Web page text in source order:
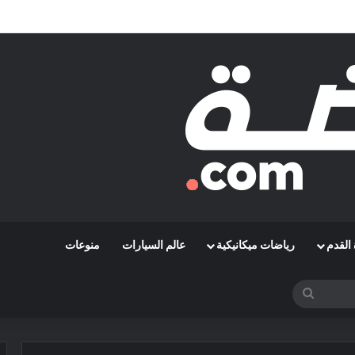
الإفريقي بمواجهة حافيا كوناكري
القدم رياضات ميكانيكية عالم السيارات منوعات
بحث